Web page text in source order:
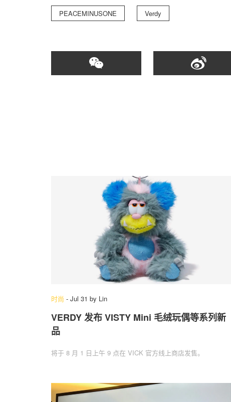
PEACEMINUSONE Verdy
时尚 - Jul 31 by Lin
VERDY 发布 VISTY Mini 毛绒玩偶等系列新
品
将于 8 月 1 日上午 9 点在 VICK 官方线上商店发售。